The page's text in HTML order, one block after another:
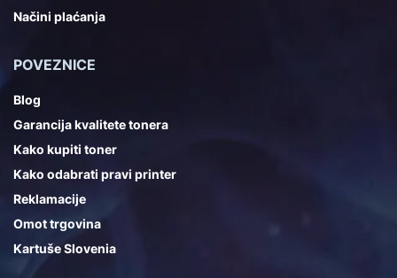
Načini plaćanja
POVEZNICE
Blog
Garancija kvalitete tonera
Kako kupiti toner
Kako odabrati pravi printer
Reklamacije
Omot trgovina
Kartuše Slovenia